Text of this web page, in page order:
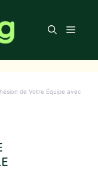
Menu
de Votre Équipe avec